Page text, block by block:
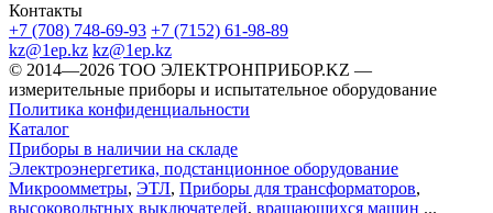
Контакты
+7 (708) 748-69-93 +7 (7152) 61-98-89
kz@1ep.kz kz@1ep.kz
©️ 2014—2026 ТОО ЭЛЕКТРОНПРИБОР.KZ —
измерительные приборы и испытательное оборудование
Политика конфиденциальности
Каталог
Приборы в наличии на складе
Электроэнергетика, подстанционное оборудование
Микроомметры, ЭТЛ, Приборы для трансформаторов,
высоковольтных выключателей, вращающихся машин ...